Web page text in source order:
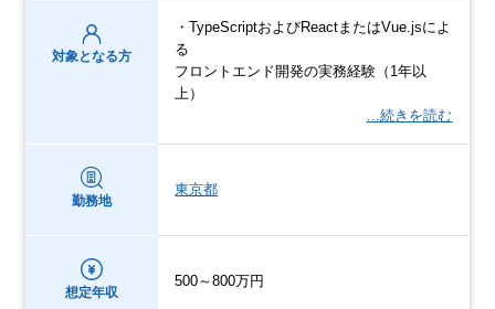
対象となる方
・TypeScriptおよびReactまたはVue.jsによ
る
フロントエンド開発の実務経験（1年以
上）
…続きを読む
勤務地
東京都
想定年収
500～800万円